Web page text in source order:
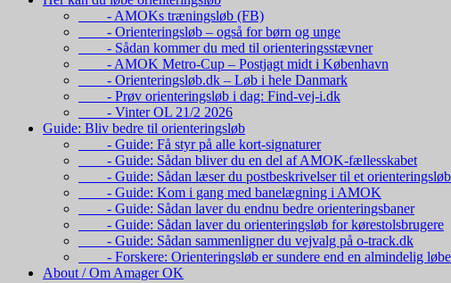
- AMOKs træningsløb (FB)
- Orienteringsløb – også for børn og unge
- Sådan kommer du med til orienteringsstævner
- AMOK Metro-Cup – Postjagt midt i København
- Orienteringsløb.dk – Løb i hele Danmark
- Prøv orienteringsløb i dag: Find-vej-i.dk
- Vinter OL 21/2 2026
Guide: Bliv bedre til orienteringsløb
- Guide: Få styr på alle kort-signaturer
- Guide: Sådan bliver du en del af AMOK-fællesskabet
- Guide: Sådan læser du postbeskrivelser til et orienteringsløb
- Guide: Kom i gang med banelægning i AMOK
- Guide: Sådan laver du endnu bedre orienteringsbaner
- Guide: Sådan laver du orienteringsløb for kørestolsbrugere
- Guide: Sådan sammenligner du vejvalg på o-track.dk
- Forskere: Orienteringsløb er sundere end en almindelig
About / Om Amager OK